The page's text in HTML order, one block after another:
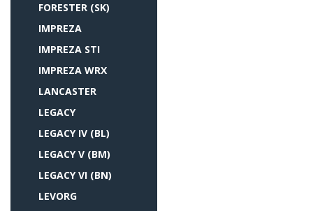
FORESTER (SK)
IMPREZA
IMPREZA STI
IMPREZA WRX
LANCASTER
LEGACY
LEGACY IV (BL)
LEGACY V (BM)
LEGACY VI (BN)
LEVORG